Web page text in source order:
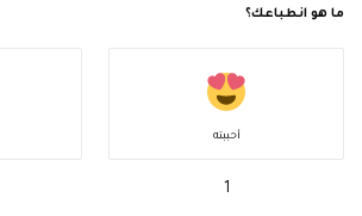
ما هو انطباعك؟
أحببته
1